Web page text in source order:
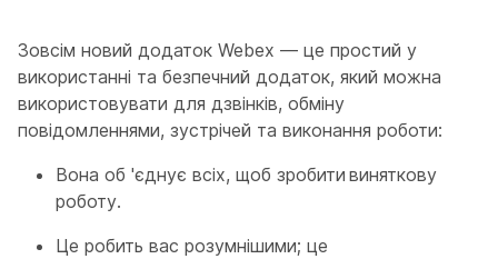
Зовсім новий додаток Webex — це простий у
використанні та безпечний додаток, який можна
використовувати для дзвінків, обміну
повідомленнями, зустрічей та виконання роботи:
Вона об 'єднує всіх, щоб зробити виняткову
роботу.
Це робить вас розумнішими; це